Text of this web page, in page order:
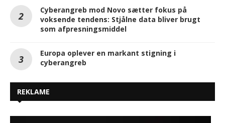
Cyberangreb mod Novo sætter fokus på
voksende tendens: Stjålne data bliver brugt
som afpresningsmiddel
Europa oplever en markant stigning i
cyberangreb
REKLAME